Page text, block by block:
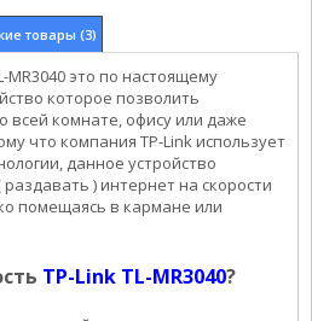
товары (3)
это по настоящему
которое позволить
всей комнате, офису или даже
что компания TP-Link использует
данное устройство
) интернет на скорости
помещаясь в кармане или
TP-Link TL-MR3040?